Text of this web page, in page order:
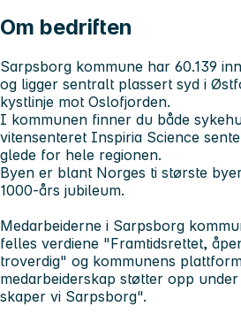
Om bedriften
Sarpsborg kommune har 60.139
og ligger sentralt plassert syd i
kystlinje mot Oslofjorden.
I kommunen finner du både
vitensenteret Inspiria Science
glede for hele regionen.
Byen er blant Norges ti største
1000-års jubileum.
Medarbeiderne i Sarpsborg
felles verdiene "Framtidsrettet,
troverdig" og kommunens
medarbeiderskap støtter opp
skaper vi Sarpsborg".